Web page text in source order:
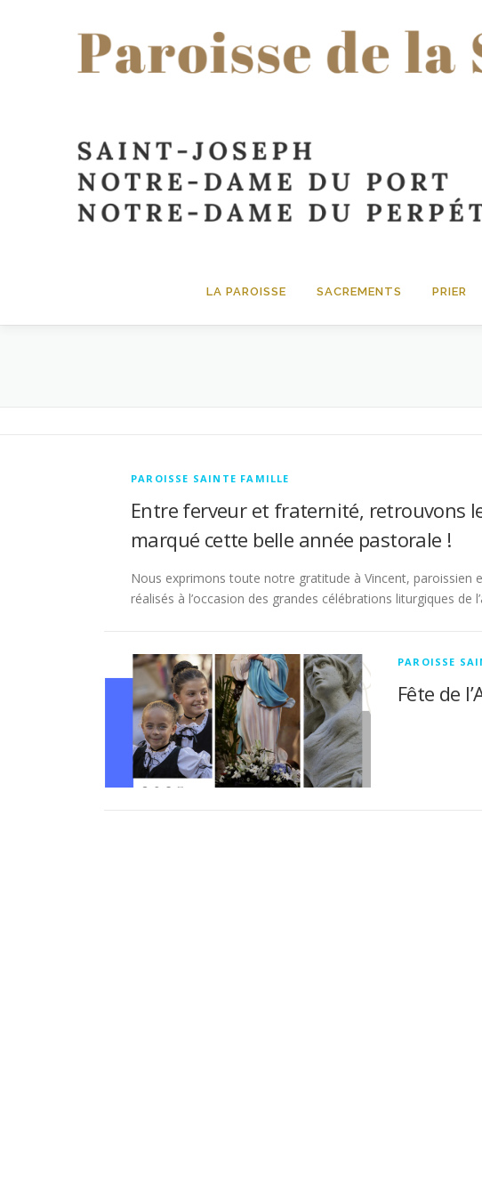
LA PAROISSE SACREMENTS PRIER
PAROISSE SAINTE FAMILLE
Entre ferveur et fraternité, retrouvons
marqué cette belle année pastorale !
Nous exprimons toute notre gratitude à Vincent, paroissien
réalisés à l’occasion des grandes célébrations liturgiques de
PAROISSE
Fête de